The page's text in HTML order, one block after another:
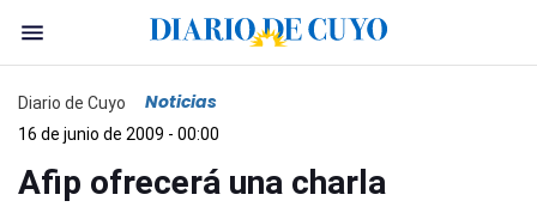
Diario de Cuyo Noticias
16 de junio de 2009 - 00:00
Afip ofrecerá una charla